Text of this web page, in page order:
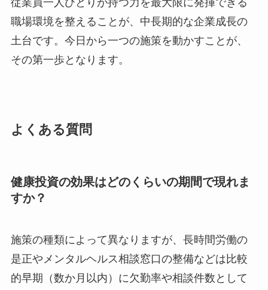
従業員一人ひとりが持つ力を最大限に発揮できる
職場環境を整えることが、中長期的な企業成長の
土台です。今日から一つの施策を動かすことが、
その第一歩となります。
よくある質問
健康投資の効果はどのくらいの期間で現れま
すか？
施策の種類によって異なりますが、長時間労働の
是正やメンタルヘルス相談窓口の整備などは比較
的早期（数か月以内）に欠勤率や相談件数として